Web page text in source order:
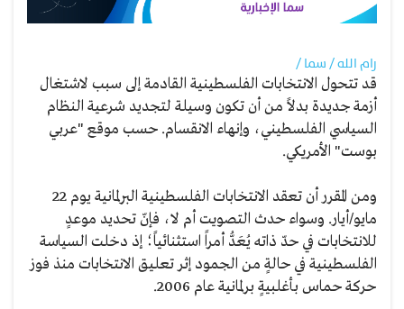
رام الله / سما /
قد تتحول الانتخابات الفلسطينية القادمة إلى سبب لاشتغال
أزمة جديدة بدلاً من أن تكون وسيلة لتجديد شرعية النظام
السياسي الفلسطيني، وإنهاء الانقسام. حسب موقع "عربي
بوست" الأمريكي.
ومن المقرر أن تعقد الانتخابات الفلسطينية البرلمانية يوم 22
مايو/أيار. وسواء حدث التصويت أم لا، فإنّ تحديد موعدٍ
للانتخابات في حدّ ذاته يُعَدُّ أمراً استثنائياً؛ إذ دخلت السياسة
الفلسطينية في حالةٍ من الجمود إثر تعليق الانتخابات منذ فوز
حركة حماس بأغلبيةٍ برلمانية عام 2006.